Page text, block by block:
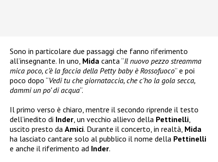
Sono in particolare due passaggi che fanno riferimento
all’insegnante. In uno, Mida canta “Il nuovo pezzo streamma
mica poco, c’è la faccia della Petty baby è Rossofuoco” e poi
poco dopo “Vedi tu che giornataccia, che c’ho la gola secca,
dammi un po’ di acqua“.
Il primo verso è chiaro, mentre il secondo riprende il testo
dell’inedito di Inder , un vecchio allievo della Pettinelli
uscito presto da Amici. Durante il concerto, in realtà, Mida
ha lasciato cantare solo al pubblico il nome della Pettinelli
e anche il riferimento ad Inder.